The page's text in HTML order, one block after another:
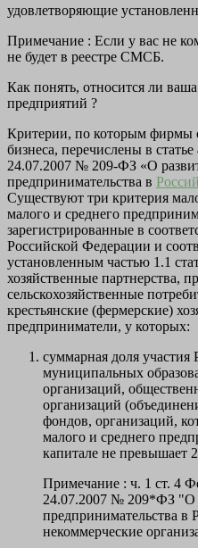
удовлетворяющие
Примечание : Если у вас не
не будет в реестре СМСБ.
Как понять, относится ли
предприятий ?
Критерии, по которым фирмы
бизнеса, перечислены в
24.07.2007 № 209-ФЗ «О
предпринимательства в
Существуют три критерия
малого и среднего
зарегистрированные в
Российской Федерации и
установленным частью 1.1
хозяйственные партнерства,
сельскохозяйственные
крестьянские (фермерские)
предприниматели, у которых:
суммарная доля
муниципальных
организаций,
организаций
фондов, организаций,
малого и среднего
капитале не превышает
Примечание : ч. 1 ст. 4
24.07.2007 № 209*ФЗ "О
предпринимательства
некоммерческие